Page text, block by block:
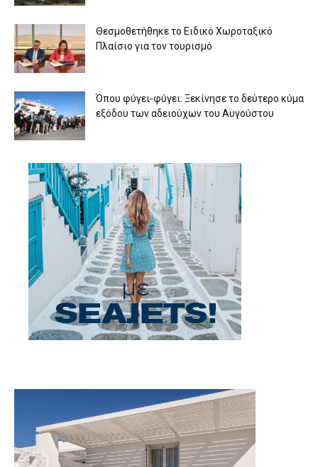
Θεσμοθετήθηκε το Ειδικό Χωροταξικό
Πλαίσιο για τον τουρισμό
Όπου φύγει-φύγει: Ξεκίνησε το δεύτερο κύμα
εξόδου των αδειούχων του Αυγούστου